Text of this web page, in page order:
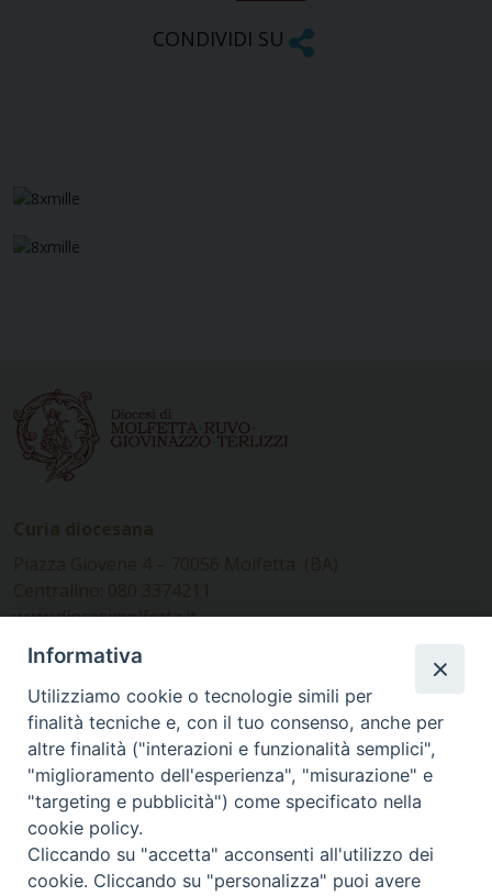
CONDIVIDI SU
www.diocesimolfetta.it –
diocesimolfetta@pec.chiesacattolica.it
Ufficio Comunicazioni sociali
Piazza Giovene 4 – 70056 Molfetta (BA)
comunicazionisociali@diocesimolfetta.it
SEGUICI SU
Informativa
Utilizziamo cookie o tecnologie simili per
finalità tecniche e, con il tuo consenso, anche per
altre finalità ("interazioni e funzionalità semplici",
"miglioramento dell'esperienza", "misurazione" e
"targeting e pubblicità") come specificato nella
cookie policy.
Cliccando su "accetta" acconsenti all'utilizzo dei
cookie. Cliccando su "personalizza" puoi avere